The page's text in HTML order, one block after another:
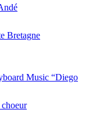
Bretagne
Music “Diego
choeur